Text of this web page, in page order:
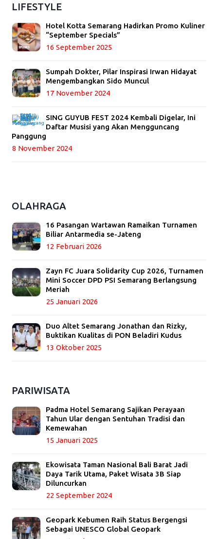
LIFESTYLE
Hotel Kotta Semarang Hadirkan Promo Kuliner
“September Specials”
16 September 2025
Sumpah Dokter, Pilar Inspirasi Irwan Hidayat
Mengembangkan Sido Muncul
17 November 2024
SING GUYUB FEST 2024 Kembali Digelar, Ini
Daftar Musisi yang Akan Mengguncang
Panggung
8 November 2024
OLAHRAGA
16 Pasangan Wartawan Ramaikan Turnamen
Biliar Antarmedia se-Jateng
12 Februari 2026
Zayn FC Juara Solidarity Cup 2026, Turnamen
Mini Soccer DPD PSI Semarang Berlangsung
Meriah
25 Januari 2026
Duo Altet Semarang Jonathan dan Rizky,
Buktikan Kualitas di PON Beladiri Kudus
13 Oktober 2025
PARIWISATA
Padma Hotel Semarang Sajikan Perayaan
Tahun Ular dengan Sentuhan Tradisi dan
Kemewahan
15 Januari 2025
Ekowisata Taman Nasional Bali Barat Jadi
Daya Tarik Utama, Paket Wisata 3B Siap
Diluncurkan
22 September 2024
Geopark Kebumen Raih Status Bergengsi
Sebagai UNESCO Global Geopark